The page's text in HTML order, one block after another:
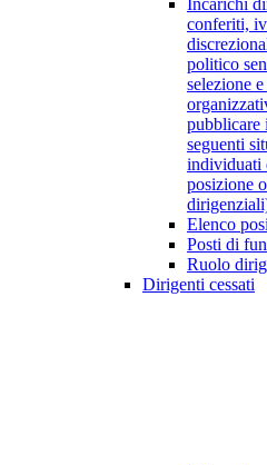
Incarichi
conferiti,
politico
selezione
pubblicare
seguenti
individuati
posizione
Elenco
Posti di
Ruolo
Dirigenti cessati